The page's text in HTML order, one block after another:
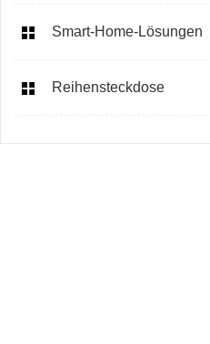
Smart-Home-Lösungen
Reihensteckdose